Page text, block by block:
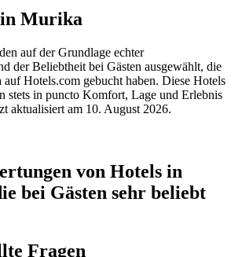
Murika
auf der Grundlage echter
der Beliebtheit bei Gästen ausgewählt, die
Hotels.com gebucht haben. Diese Hotels
stets in puncto Komfort, Lage und Erlebnis
aktualisiert am 10. August 2026.
von Hotels in
bei Gästen sehr beliebt
Fragen